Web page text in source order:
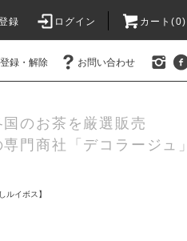
録 ログイン カート(0)
録・解除 お問い合わせ
国のお茶を厳選販売
門商社「デコラージュ」
ルイボス】